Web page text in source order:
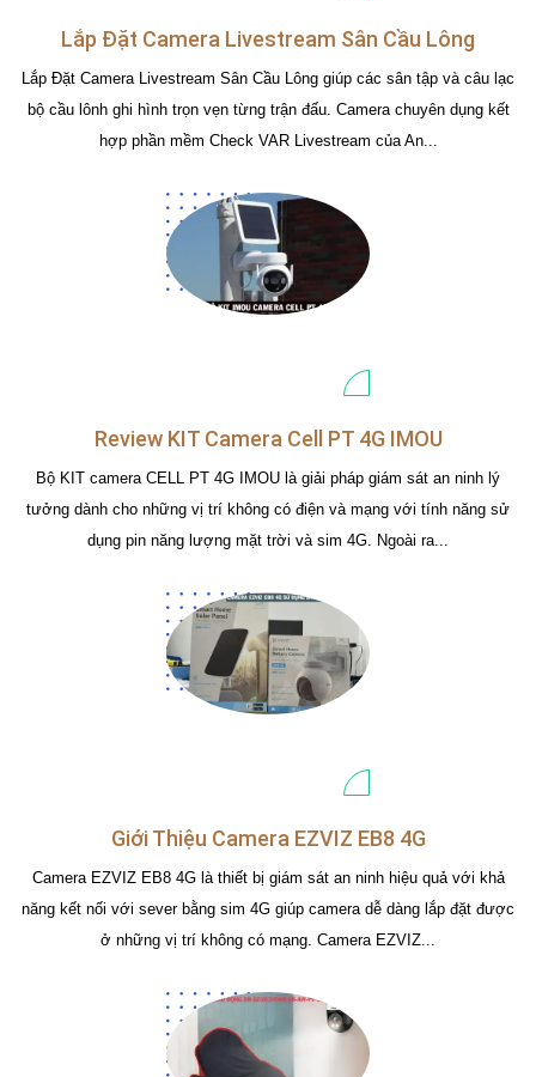
Lắp Đặt Camera Livestream Sân Cầu Lông
Lắp Đặt Camera Livestream Sân Cầu Lông giúp các sân tập và câu lạc
bộ cầu lônh ghi hình trọn vẹn từng trận đấu. Camera chuyên dụng kết
hợp phần mềm Check VAR Livestream của An...
Review KIT Camera Cell PT 4G IMOU
Bộ KIT camera CELL PT 4G IMOU là giải pháp giám sát an ninh lý
tưởng dành cho những vị trí không có điện và mạng với tính năng sử
dụng pin năng lượng mặt trời và sim 4G. Ngoài ra...
Giới Thiệu Camera EZVIZ EB8 4G
Camera EZVIZ EB8 4G là thiết bị giám sát an ninh hiệu quả với khả
năng kết nối với sever bằng sim 4G giúp camera dễ dàng lắp đặt được
ở những vị trí không có mạng. Camera EZVIZ...